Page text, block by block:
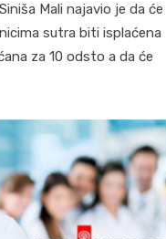
Mali najavio je da će
sutra biti isplaćena
za 10 odsto a da će